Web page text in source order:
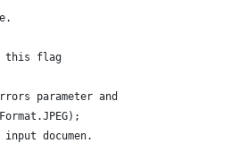
this flag
parameter and output image
input documen.